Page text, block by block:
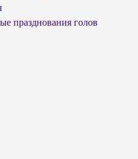
празднования голов